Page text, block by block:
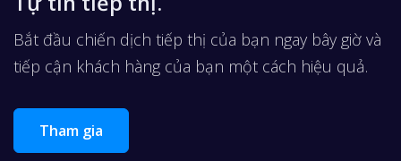
Bắt đầu chiến dịch tiếp thị của bạn ngay bây giờ và
tiếp cận khách hàng của bạn một cách hiệu quả.
Tham gia